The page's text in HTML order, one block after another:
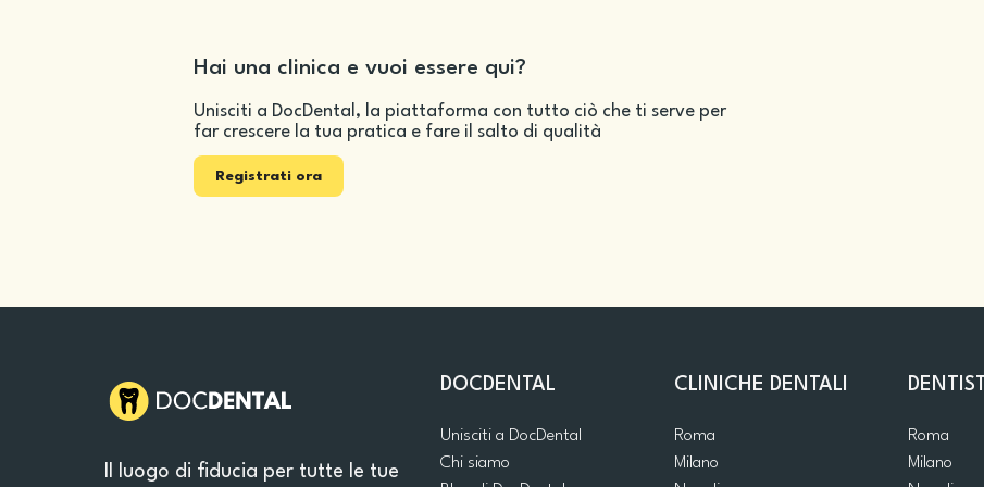
Hai una clinica e vuoi essere qui?
Unisciti a DocDental, la piattaforma con tutto ciò che ti serve per
far crescere la tua pratica e fare il salto di qualità
Registrati ora
Il luogo di fiducia per tutte le tue
DOCDENTAL
Unisciti a DocDental
Chi siamo
CLINICHE DENTALI
Roma
Milano
DENTISTI
Roma
Milano